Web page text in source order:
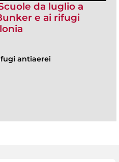
da luglio a
e ai rifugi
antiaerei